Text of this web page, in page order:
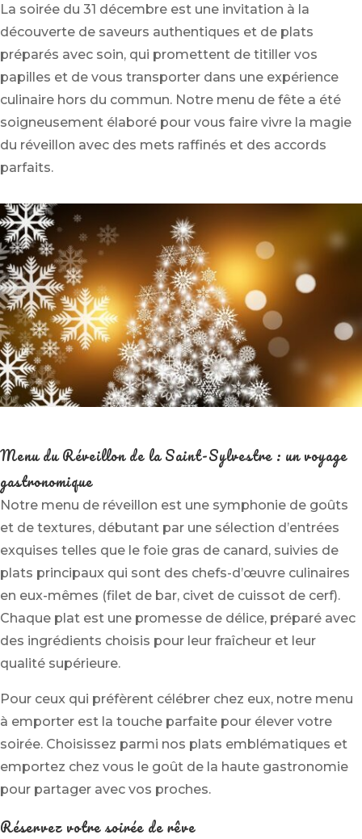
La soirée du 31 décembre est une invitation à la
découverte de saveurs authentiques et de plats
préparés avec soin, qui promettent de titiller vos
papilles et de vous transporter dans une expérience
culinaire hors du commun. Notre menu de fête a été
soigneusement élaboré pour vous faire vivre la magie
du réveillon avec des mets raffinés et des accords
parfaits.
Menu du Réveillon de la Saint-Sylvestre : un voyage
gastronomique
Notre menu de réveillon est une symphonie de goûts
et de textures, débutant par une sélection d’entrées
exquises telles que le foie gras de canard, suivies de
plats principaux qui sont des chefs-d’œuvre culinaires
en eux-mêmes (filet de bar, civet de cuissot de cerf).
Chaque plat est une promesse de délice, préparé avec
des ingrédients choisis pour leur fraîcheur et leur
qualité supérieure.
Pour ceux qui préfèrent célébrer chez eux, notre menu
à emporter est la touche parfaite pour élever votre
soirée. Choisissez parmi nos plats emblématiques et
emportez chez vous le goût de la haute gastronomie
pour partager avec vos proches.
Réservez votre soirée de rêve